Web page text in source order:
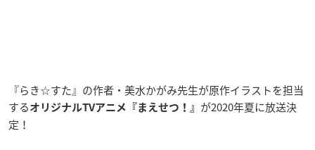
『らき☆すた』の作者・美水かがみ先生が原作イラストを担当
する オリジナルTVアニメ『まえせつ！』 が2020年夏に放送決
定！